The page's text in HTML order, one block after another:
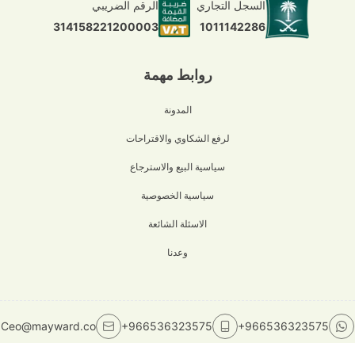
روابط مهمة
المدونة
لرفع الشكاوي والاقتراحات
سياسية البيع والاسترجاع
سياسية الخصوصية
الاسئلة الشائعة
وعدنا
السجل التجاري
1011142286
الرقم الضريبي
314158221200003
+966536323575
+966536323575
Ceo@mayward.co